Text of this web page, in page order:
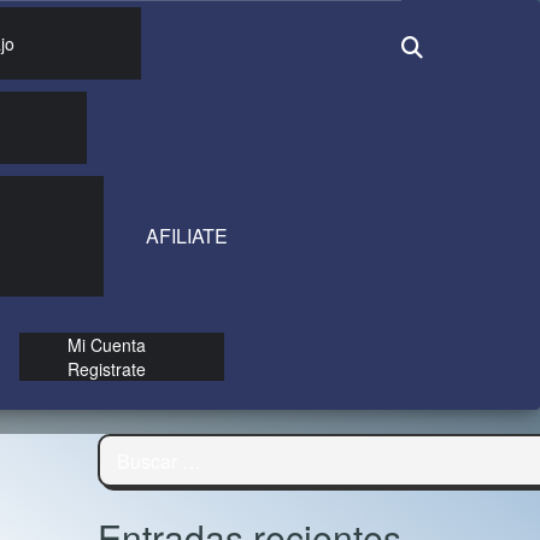
AFILIATE
Mi Cuenta
Registrate
Buscar: